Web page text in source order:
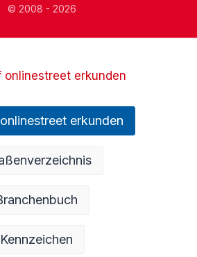
© 2008 - 2026
erkunden
Kennzeichen